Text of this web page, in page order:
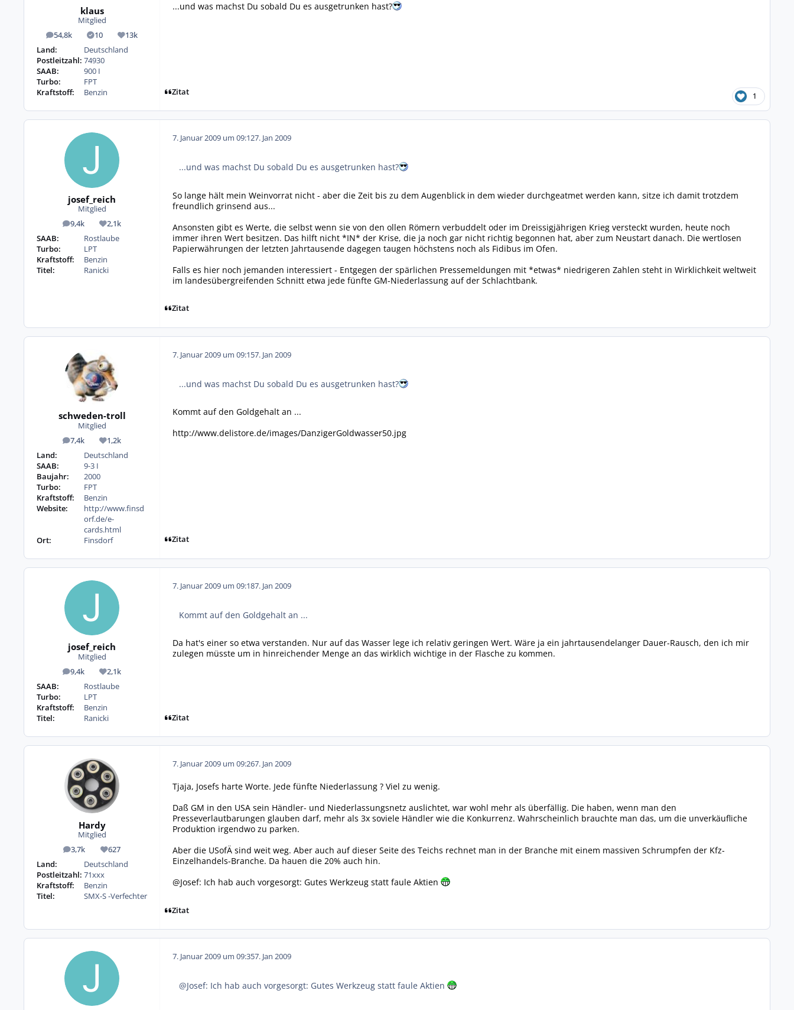
klaus
Mitglied
54,8k
Beiträge 10
Lösungen13k
Reputation
Land:
Deutschland
Postleitzahl: 74930
SAAB:
900 I
Turbo:
FPT
Kraftstoff:
Benzin
...und was machst Du sobald Du es ausgetrunken hast?
Zitat 1
josef_reich
Mitglied
9,4k
Beiträge 2,1k
Reputation
SAAB:
Rostlaube
Turbo:
LPT
Kraftstoff:
Benzin
Titel:
Ranicki
7. Januar 2009 um 09:127. Jan 2009
...und was machst Du sobald Du es ausgetrunken hast?
So lange hält mein Weinvorrat nicht - aber die Zeit bis zu dem Augenblick in dem wieder durchgeatmet werden kann, sitze ich damit trotzdem
freundlich grinsend aus...
Ansonsten gibt es Werte, die selbst wenn sie von den ollen Römern verbuddelt oder im Dreissigjährigen Krieg versteckt wurden, heute noch
immer ihren Wert besitzen. Das hilft nicht *IN* der Krise, die ja noch gar nicht richtig begonnen hat, aber zum Neustart danach. Die wertlosen
Papierwährungen der letzten Jahrtausende dagegen taugen höchstens noch als Fidibus im Ofen.
Falls es hier noch jemanden interessiert - Entgegen der spärlichen Pressemeldungen mit *etwas* niedrigeren Zahlen steht in Wirklichkeit weltweit
im landesübergreifenden Schnitt etwa jede fünfte GM-Niederlassung auf der Schlachtbank.
Zitat
schweden-troll
Mitglied
7,4k
Beiträge 1,2k
Reputation
Land:
Deutschland
SAAB:
9-3 I
Baujahr:
2000
Turbo:
FPT
Kraftstoff:
Benzin
Website:
http://www.finsd
orf.de/e-
cards.html
Ort:
Finsdorf
7. Januar 2009 um 09:157. Jan 2009
...und was machst Du sobald Du es ausgetrunken hast?
Kommt auf den Goldgehalt an ...
http://www.delistore.de/images/DanzigerGoldwasser50.jpg
Zitat
josef_reich
Mitglied
9,4k
Beiträge 2,1k
Reputation
SAAB:
Rostlaube
Turbo:
LPT
Kraftstoff:
Benzin
Titel:
Ranicki
7. Januar 2009 um 09:187. Jan 2009
Kommt auf den Goldgehalt an ...
Da hat's einer so etwa verstanden. Nur auf das Wasser lege ich relativ geringen Wert. Wäre ja ein jahrtausendelanger Dauer-Rausch, den ich mir
zulegen müsste um in hinreichender Menge an das wirklich wichtige in der Flasche zu kommen.
Zitat
Hardy
Mitglied
3,7k
Beiträge 627
Reputation
Land:
Deutschland
Postleitzahl: 71xxx
Kraftstoff:
Benzin
Titel:
SMX-S -Verfechter
7. Januar 2009 um 09:267. Jan 2009
Tjaja, Josefs harte Worte. Jede fünfte Niederlassung ? Viel zu wenig.
Daß GM in den USA sein Händler- und Niederlassungsnetz auslichtet, war wohl mehr als überfällig. Die haben, wenn man den
Presseverlautbarungen glauben darf, mehr als 3x soviele Händler wie die Konkurrenz. Wahrscheinlich brauchte man das, um die unverkäufliche
Produktion irgendwo zu parken.
Aber die USofÄ sind weit weg. Aber auch auf dieser Seite des Teichs rechnet man in der Branche mit einem massiven Schrumpfen der Kfz-
Einzelhandels-Branche. Da hauen die 20% auch hin.
@Josef: Ich hab auch vorgesorgt: Gutes Werkzeug statt faule Aktien
Zitat
7. Januar 2009 um 09:357. Jan 2009
@Josef: Ich hab auch vorgesorgt: Gutes Werkzeug statt faule Aktien